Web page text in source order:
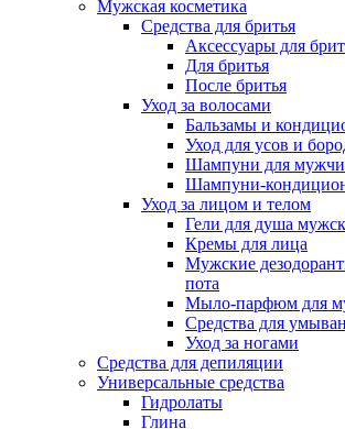
Мужская косметика
Средства для бритья
Аксессуары для
Для бритья
После бритья
Уход за волосами
Бальзамы и
Уход для усов и
Шампуни для
Шампуни-
Уход за лицом и телом
Гели для душа
Кремы для лица
Мужские
пота
Мыло-парфюм для
Средства для
Уход за ногами
Средства для депиляции
Универсальные средства
Гидролаты
Глина